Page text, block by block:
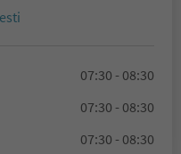
07:30 - 08:30
07:30 - 08:30
07:30 - 08:30